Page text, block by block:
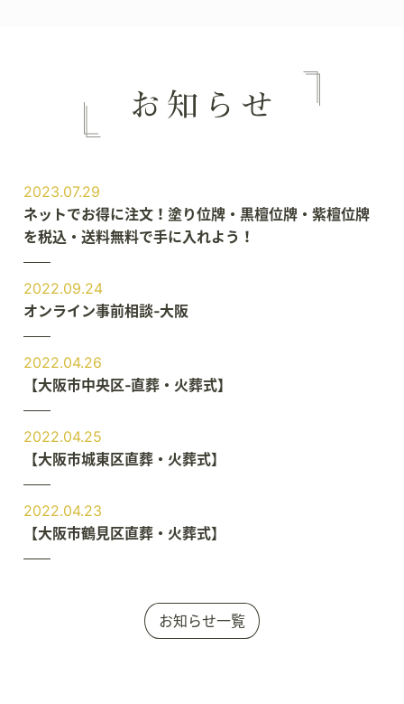
2023.07.29
ネットでお得に注文！塗り位牌・黒檀位牌・紫檀位牌
を税込・送料無料で手に入れよう！
2022.09.24
オンライン事前相談‐大阪
2022.04.26
【大阪市中央区‐直葬・火葬式】
2022.04.25
【大阪市城東区直葬・火葬式】
2022.04.23
【大阪市鶴見区直葬・火葬式】
お知らせ一覧